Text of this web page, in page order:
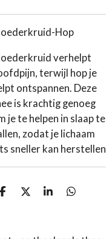
Hop
verhelpt
terwijl hop je
ontspannen. Deze
is krachtig genoeg
je te helpen in slaap te
zodat je lichaam
sneller kan herstellen
D
D
S
D